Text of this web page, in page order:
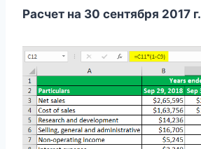
Расчет на 30 сентября 2017 г.